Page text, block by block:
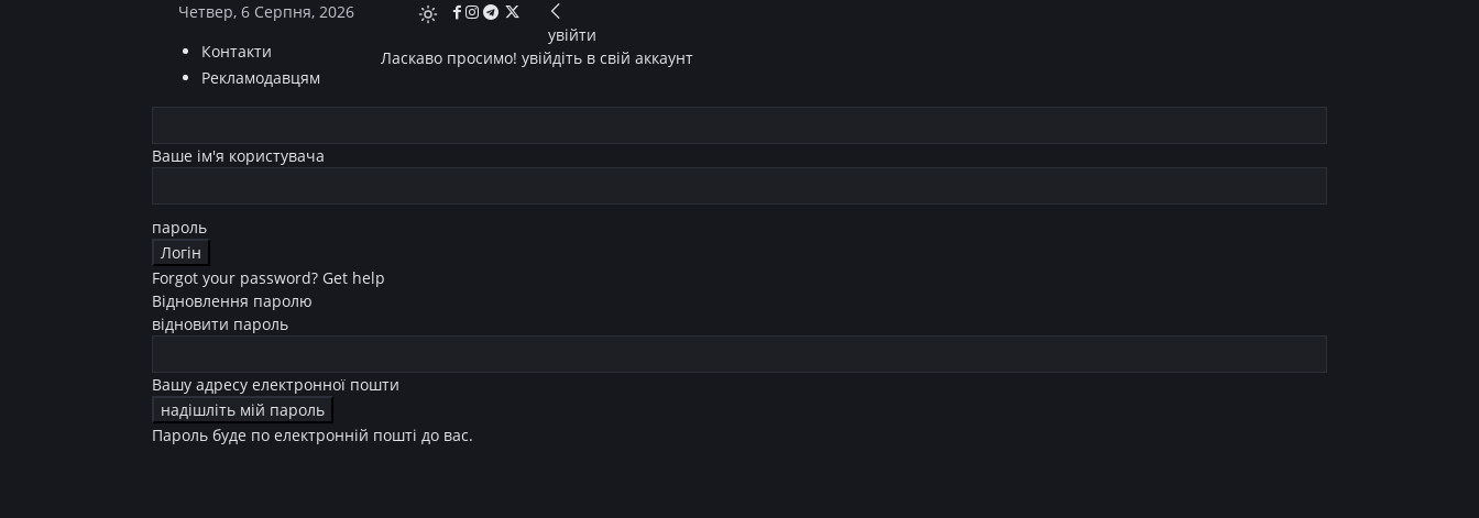
Четвер, 6 Серпня, 2026
Контакти
Рекламодавцям
увійти
Ласкаво просимо! увійдіть в свій аккаунт
Ваше ім'я користувача
пароль
Forgot your password? Get help
Відновлення паролю
відновити пароль
Вашу адресу електронної пошти
Пароль буде по електронній пошті до вас.